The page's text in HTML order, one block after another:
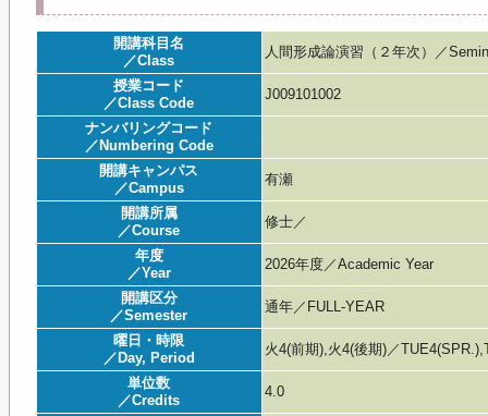
開講科目名
／Class
人間形成論演習（２年次）／
授業コード
／Class Code
J009101002
ナンバリングコード
／Numbering Code
開講キャンパス
／Campus
有瀬
開講所属
／Course
修士／
年度
／Year
2026年度／Academic Year
開講区分
／Semester
通年／FULL-YEAR
曜日・時限
／Day, Period
火4(前期),火4(後期)／
単位数
／Credits
4.0